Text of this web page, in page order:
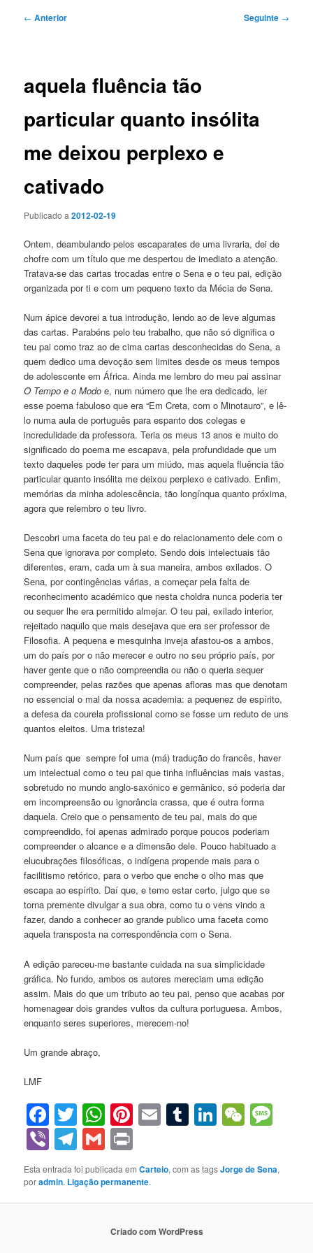
Navegação
← Anterior Seguinte →
aquela fluência tão
particular quanto insólita
me deixou perplexo e
cativado
Publicado a2012-02-19
Ontem, deambulando pelos escaparates de uma livraria, dei de
chofre com um título que me despertou de imediato a atenção.
Tratava-se das cartas trocadas entre o Sena e o teu pai, edição
organizada por ti e com um pequeno texto da Mécia de Sena.
Num ápice devorei a tua introdução, lendo ao de leve algumas
das cartas. Parabéns pelo teu trabalho, que não só dignifica o
teu pai como traz ao de cima cartas desconhecidas do Sena, a
quem dedico uma devoção sem limites desde os meus tempos
de adolescente em África. Ainda me lembro do meu pai assinar
O Tempo e o Modo e, num número que lhe era dedicado, ler
esse poema fabuloso que era “Em Creta, com o Minotauro”, e lê-
lo numa aula de português para espanto dos colegas e
incredulidade da professora. Teria os meus 13 anos e muito do
significado do poema me escapava, pela profundidade que um
texto daqueles pode ter para um miúdo, mas aquela fluência tão
particular quanto insólita me deixou perplexo e cativado. Enfim,
memórias da minha adolescência, tão longínqua quanto próxima,
agora que relembro o teu livro.
Descobri uma faceta do teu pai e do relacionamento dele com o
Sena que ignorava por completo. Sendo dois intelectuais tão
diferentes, eram, cada um à sua maneira, ambos exilados. O
Sena, por contingências várias, a começar pela falta de
reconhecimento académico que nesta choldra nunca poderia ter
ou sequer lhe era permitido almejar. O teu pai, exilado interior,
rejeitado naquilo que mais desejava que era ser professor de
Filosofia. A pequena e mesquinha inveja afastou-os a ambos,
um do país por o não merecer e outro no seu próprio país, por
haver gente que o não compreendia ou não o queria sequer
compreender, pelas razões que apenas afloras mas que denotam
no essencial o mal da nossa academia: a pequenez de espírito,
a defesa da courela profissional como se fosse um reduto de uns
quantos eleitos. Uma tristeza!
Num país que sempre foi uma (má) tradução do francês, haver
um intelectual como o teu pai que tinha influências mais vastas,
sobretudo no mundo anglo-saxónico e germânico, só poderia dar
em incompreensão ou ignorância crassa, que é outra forma
daquela. Creio que o pensamento de teu pai, mais do que
compreendido, foi apenas admirado porque poucos poderiam
compreender o alcance e a dimensão dele. Pouco habituado a
elucubrações filosóficas, o indígena propende mais para o
facilitismo retórico, para o verbo que enche o olho mas que
escapa ao espírito. Daí que, e temo estar certo, julgo que se
torna premente divulgar a sua obra, como tu o vens vindo a
fazer, dando a conhecer ao grande publico uma faceta como
aquela transposta na correspondência com o Sena.
A edição pareceu-me bastante cuidada na sua simplicidade
gráfica. No fundo, ambos os autores mereciam uma edição
assim. Mais do que um tributo ao teu pai, penso que acabas por
homenagear dois grandes vultos da cultura portuguesa. Ambos,
enquanto seres superiores, merecem-no!
Um grande abraço,
LMF
Facebook
Twitter
WhatsApp
Pinterest
EmailTumblr
LinkedIn
ViberTelegram
Gmail
Esta entrada foi publicada emCarteio, com as tagsJorge de Sena,
poradmin. Ligação permanente.
Criado com WordPress